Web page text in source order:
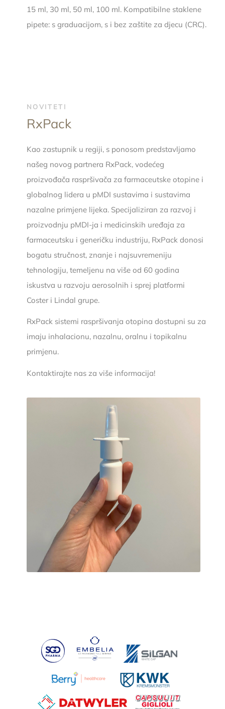
15 ml, 30 ml, 50 ml, 100 ml. Kompatibilne staklene
pipete: s graduacijom, s i bez zaštite za djecu (CRC).
NOVITETI
RxPack
Kao zastupnik u regiji, s ponosom predstavljamo
našeg novog partnera RxPack, vodećeg
proizvođača raspršivača za farmaceutske otopine i
globalnog lidera u pMDI sustavima i sustavima
nazalne primjene lijeka. Specijaliziran za razvoj i
proizvodnju pMDI-ja i medicinskih uređaja za
farmaceutsku i generičku industriju, RxPack donosi
bogatu stručnost, znanje i najsuvremeniju
tehnologiju, temeljenu na više od 60 godina
iskustva u razvoju aerosolnih i sprej platformi
Coster i Lindal grupe.
RxPack sistemi raspršivanja otopina dostupni su za
imaju inhalacionu, nazalnu, oralnu i topikalnu
primjenu.
Kontaktirajte nas za više informacija!